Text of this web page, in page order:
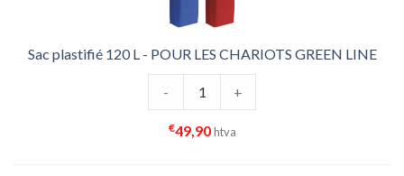
Sac plastifié 120 L - POUR LES CHARIOTS GREEN LINE
- +
€49,90 htva